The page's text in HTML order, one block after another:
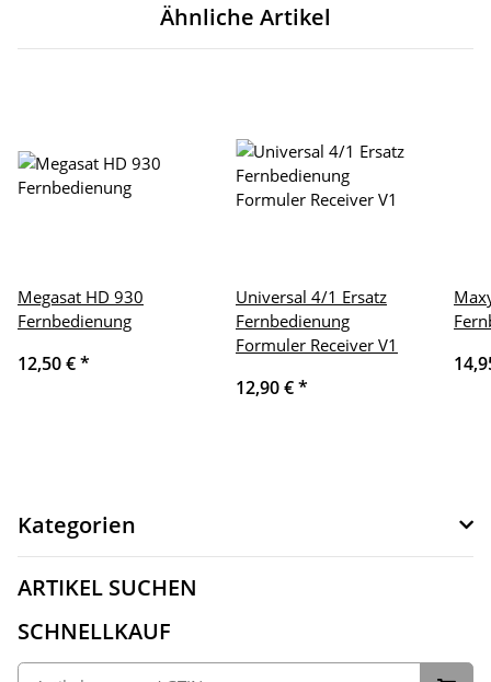
Ähnliche Artikel
Megasat HD 930
Fernbedienung
12,50 €*
Universal 4/1 Ersatz
Fernbedienung
Formuler Receiver V1
12,90 €*
Kategorien
ARTIKEL SUCHEN
SCHNELLKAUF